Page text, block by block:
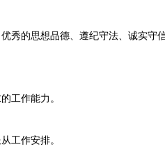
的思想品德、遵纪守法、诚实守
工作能力。
工作安排。